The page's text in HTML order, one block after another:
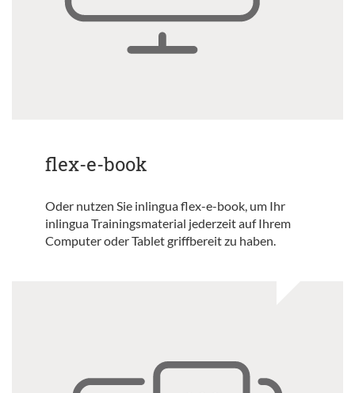
flex-e-book
Oder nutzen Sie inlingua flex-e-book, um Ihr
inlingua Trainingsmaterial jederzeit auf Ihrem
Computer oder Tablet griffbereit zu haben.